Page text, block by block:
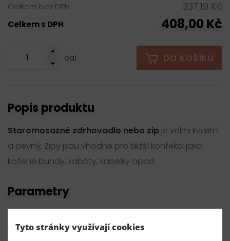
Celkem bez DPH 337,19 Kč
Celkem s DPH 408,00 Kč
bal. DO KOŠÍKU
Popis produktu
Staromosazné zdrhovadlo nebo zip je velmi kvalitní
a pevný. Zipy jsou vhodné pro těžší konfekci jako
kožené bundy, kabáty, kabelky apod.
Parametry
260012/č
Tyto stránky využívají cookies